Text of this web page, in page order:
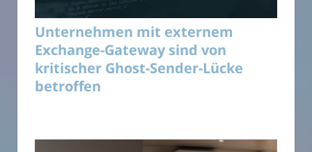
Unternehmen mit externem
Exchange-Gateway sind von
kritischer Ghost-Sender-Lücke
betroffen